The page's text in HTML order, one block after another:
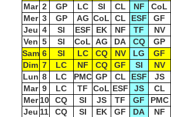
Mar 2 GP LC SI CL NF CoL
Mer 3 GP AG CoL CL ESF GF
Jeu 4 SI ESF EK NF TF NV
Ven 5 SI CoL AG DA CQ GP
Sam 6 SI LC CQ NV LG GF
Dim 7 LC NF CQ GF SI NV
Lun 8 LC PMC GP CL ESF JS
Mar 9 LC TF CoL ESF JS CL
Mer 10 CQ SI JS TF GF PMC
Jeu 11 CQ SI EK GF DA NF